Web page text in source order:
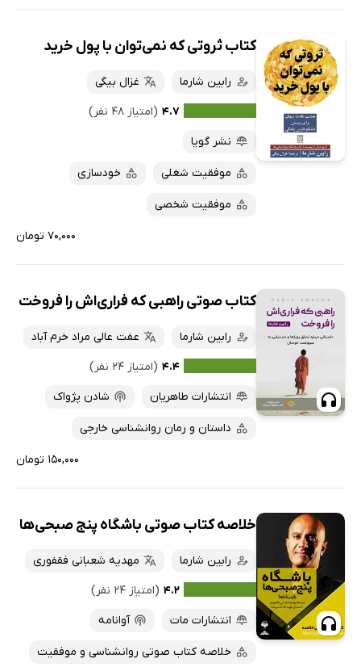
کتاب ثروتی که نمی‌توان با پول خرید
رابین شارما
غزال بیگی
۴.۷ (امتیاز ۴۸ نفر)
نشر گویا
موفقیت شغلی خودسازی
موفقیت شخصی
۷۰,۰۰۰ تومان
کتاب صوتی راهبی که فراری‌اش را فروخت
رابین شارما
عفت عالی مراد خرم آباد
۴.۴ (امتیاز ۲۴ نفر)
انتشارات طاهریان
شادن پژواک
داستان و رمان روانشناسی خارجی
۱۵۰,۰۰۰ تومان
خلاصه کتاب صوتی باشگاه پنج صبحی‌ها
رابین شارما
مهدیه شعبانی فقفوری
۴.۲ (امتیاز ۲۴ نفر)
انتشارات مات
آوانامه
خلاصه کتاب صوتی روانشناسی و موفقیت